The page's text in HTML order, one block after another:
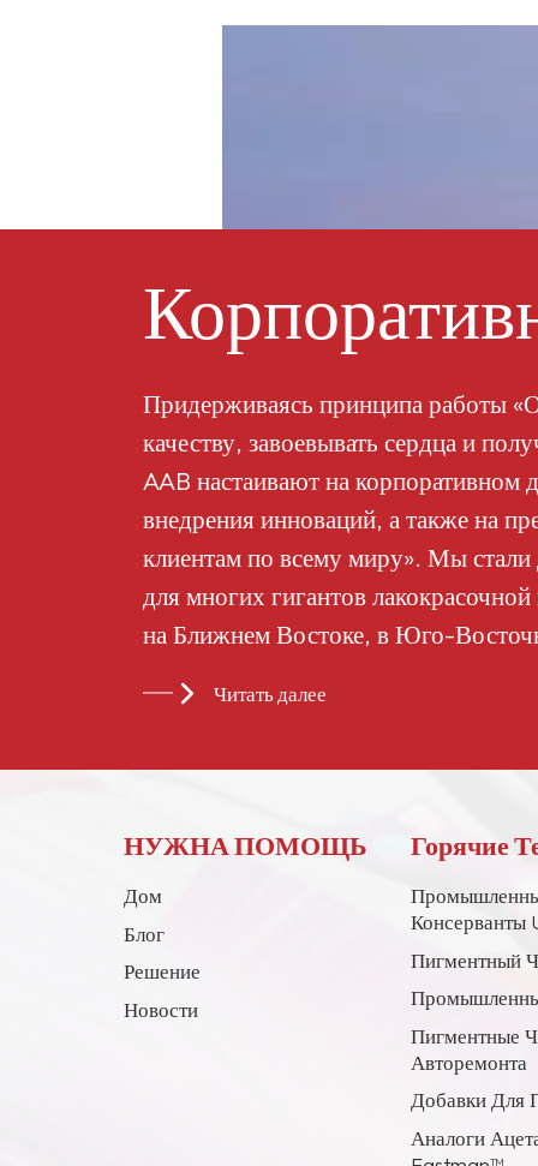
Придерживаясь принципа работы
качеству, завоевывать сердца и
AAB настаивают на корпоративном
внедрения инноваций, а также на
клиентам по всему миру». Мы
для многих гигантов
на Ближнем Востоке, в Юго-
Читать далее
НУЖНА ПОМОЩЬ
Дом
Блог
Решение
Новости
Горячие
Консерванты
Пигментный
Пигментные
Авторемонта
Добавки Для
Аналоги